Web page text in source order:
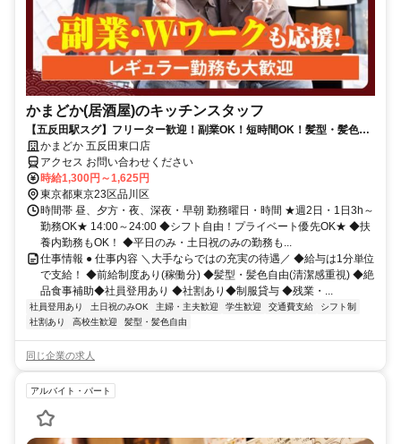
かまどか(居酒屋)のキッチンスタッフ
【五反田駅スグ】フリーター歓迎！副業OK！短時間OK！髪型・髪色自
由★食事補助有★履歴書不要
かまどか 五反田東口店
アクセス お問い合わせください
時給1,300円～1,625円
東京都東京23区品川区
時間帯 昼、夕方・夜、深夜・早朝 勤務曜日・時間 ★週2日・1日3h～
勤務OK★ 14:00～24:00 ◆シフト自由！プライベート優先OK★ ◆扶
養内勤務もOK！ ◆平日のみ・土日祝のみの勤務も...
仕事情報 ● 仕事内容 ＼大手ならではの充実の待遇／ ◆給与は1分単位
で支給！ ◆前給制度あり(稼働分) ◆髪型・髪色自由(清潔感重視) ◆絶
品食事補助◆社員登用あり ◆社割あり◆制服貸与 ◆残業・...
社員登用あり 土日祝のみOK 主婦・主夫歓迎 学生歓迎 交通費支給
シフト制
社割あり
高校生歓迎 髪型・髪色自由
同じ企業の求人
アルバイト・パート